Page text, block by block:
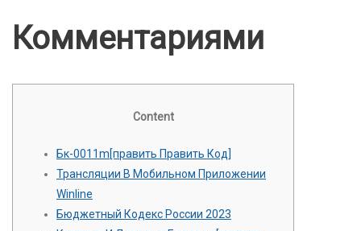
Комментариями
Content
Бк-0011m[править Править Код]
Трансляции В Мобильном Приложении
Winline
Бюджетный Кодекс России 2023